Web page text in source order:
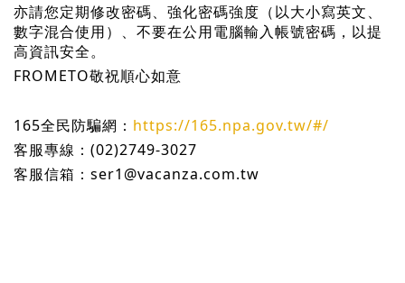
亦請您定期修改密碼、強化密碼強度（以大小寫英文、
數字混合使用）、不要在公用電腦輸入帳號密碼，以提
高資訊安全。
FROMETO敬祝順心如意
165全民防騙網： https://165.npa.gov.tw/#/
客服專線：(02)2749-3027
客服信箱：ser1@vacanza.com.tw